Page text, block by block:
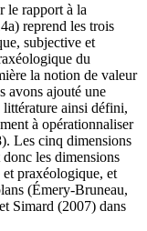
le rapport à la
reprend les trois
subjective et
du
la notion de valeur
avons ajouté une
ainsi défini,
à opérationnaliser
Les cinq dimensions
les dimensions
praxéologique, et
(Émery-Bruneau,
Simard (2007) dans